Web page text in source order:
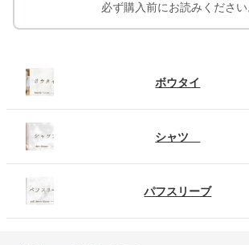
必ず購入前にお読みください
ボウタイ
シャツ
パフスリーブ